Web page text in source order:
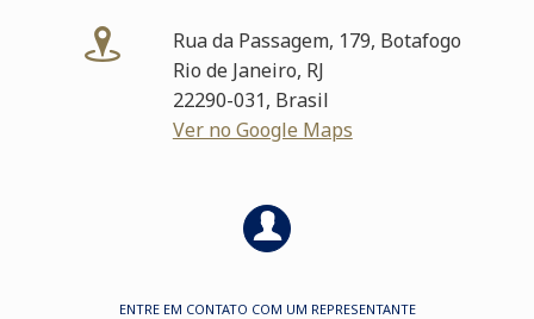
Rua da Passagem, 179, Botafogo
Rio de Janeiro, RJ
22290-031, Brasil
Ver no Google Maps
ENTRE EM CONTATO COM UM REPRESENTANTE